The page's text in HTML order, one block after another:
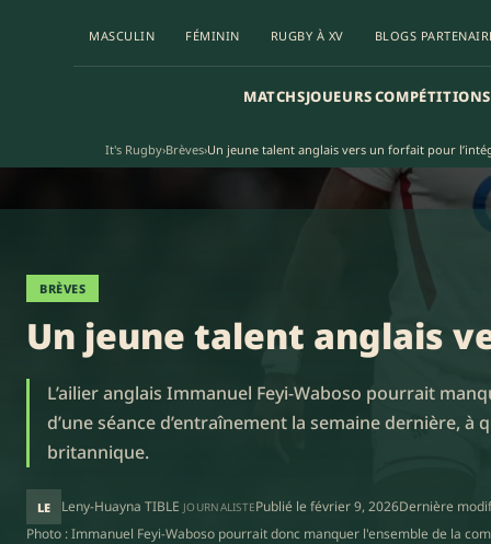
MASCULIN FÉMININ RUGBY À XV BLOGS
MATCHSJOUEURSCOMPÉTITIONS
It's Rugby›Brèves›Un jeune talent anglais vers un forfait pour
BRÈVES
Un jeune talent anglais
L’ailier anglais Immanuel Feyi-Waboso pourrait
d’une séance d’entraînement la semaine dernière,
britannique.
LE Leny-Huayna TIBLE JOURNALISTEPublié lefévrier 9, 2026Dernière
Photo : Immanuel Feyi-Waboso pourrait donc manquer l'ensemble de la